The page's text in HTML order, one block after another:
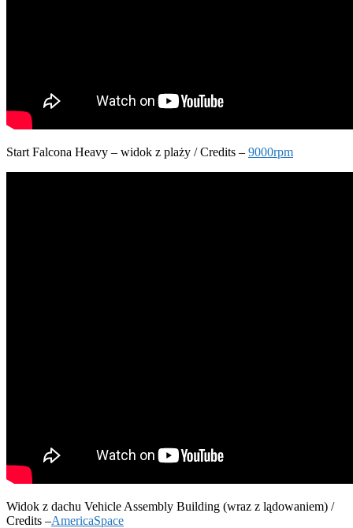
Start Falcona Heavy – widok z plaży / Credits – 9000rpm
Widok z dachu Vehicle Assembly Building (wraz z lądowaniem) /
Credits –AmericaSpace